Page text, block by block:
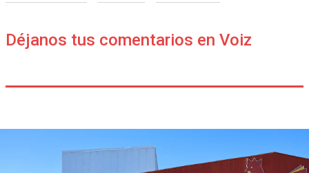
Déjanos tus comentarios en Voiz